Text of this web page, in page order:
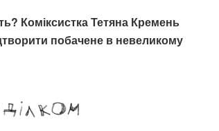
Коміксистка Тетяна Кремень
побачене в невеликому